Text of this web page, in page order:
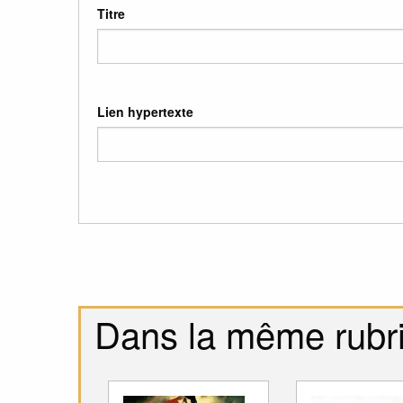
Titre
Lien hypertexte
Dans la même